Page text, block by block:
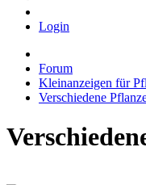
Login
Forum
Kleinanzeigen für
Verschiedene